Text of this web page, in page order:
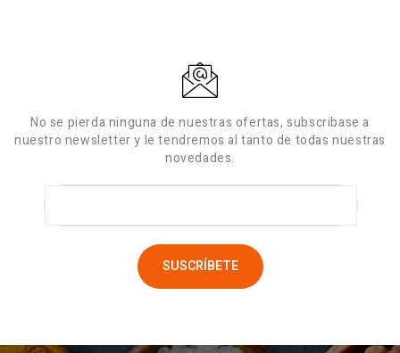
No se pierda ninguna de nuestras ofertas, subscribase a
nuestro newsletter y le tendremos al tanto de todas nuestras
novedades.